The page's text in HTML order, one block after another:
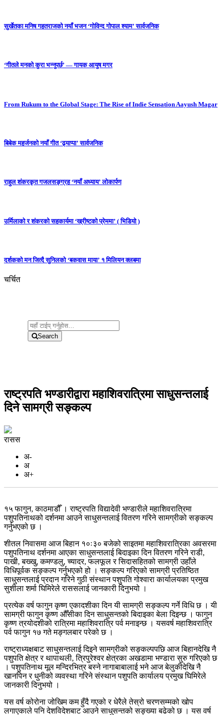
सुर्खेतका मनिष गहतराजको नयाँ भजन ‘गोविन्द गोपाल श्याम’ सार्वजनिक
‘गीतले मनको कुरा भन्नुपर्छ’ — गायक आयुष मगर
From Rukum to the Global Stage: The Rise of Indie Sensation Aayush Magar
बिबेक महर्जनको नयाँ गीत ‘ढ्याप्पा’ सार्वजनिक
राहुल शंकरकृत गजलसङ्ग्रह ‘नयाँ अध्याय’ लोकार्पण
उर्मिलाको र शंकरको सहकार्यमा ‘ख्रीष्टको प्रेममा’ ( भिडियो )
दर्शकको मन जित्दै सुनिलको ‘बकवास माया’ १ मिलियन क्लबमा
चर्चित
Search
राष्ट्रपति भण्डारीद्वारा महाशिवरात्रिमा साधुसन्तलाई
दिने सामग्री सङ्कल्प
रासस
अ-
अ
अ+
१५ फागुन, काठमाडौँ । राष्ट्रपति विद्यादेवी भण्डारीले महाशिवरात्रिमा
पशुपतिनाथको दर्शनमा आउने साधुसन्तलाई वितरण गरिने सामग्रीको सङ्कल्प
गर्नुभएको छ ।
शीतल निवासमा आज बिहान १०ः३० बजेको साइतमा महाशिवरात्रिका अवसरमा
पशुपतिनाथ दर्शनमा आएका साधुसन्तलाई बिदाइका दिन वितरण गरिने राडी,
पाखी, बख्खु, कमण्डलु, च्यादर, फलफूल र सिदासहितको सामग्री उहाँले
विधिपूर्वक सङ्कल्प गर्नुभएको हो । सङ्कल्प गरिएको सामग्री प्रतिष्ठित
साधुसन्तलाई प्रदान गरिने गुठी संस्थान पशुपति गोश्वारा कार्यालयका प्रमुख
सुशीला शर्मा घिमिरेले राससलाई जानकारी दिनुभयो ।
प्रत्येक वर्ष फागुन कृष्ण एकादशीका दिन यी सामग्री सङ्कल्प गर्ने विधि छ । यी
सामग्री फागुन कृष्ण औँसीका दिन साधुसन्तको बिदाइका बेला दिइन्छ । फागुन
कृष्ण त्रयोदशीको रात्रिमा महाशिवरात्रि पर्व मनाइन्छ । यसवर्ष महाशिवरात्रि
पर्व फागुन १७ गते मङ्गलबार परेको छ ।
राष्ट्राध्यक्षबाट साधुसन्तलाई दिइने सामग्रीको सङ्कल्पपछि आज बिहानदेखि नै
पशुपति क्षेत्र र थापाथली, त्रिपुरेश्वर क्षेत्रका अखडामा भण्डारा सुरु गरिएको छ
। पशुपतिनाथ मूल मन्दिरभित्र बस्ने नागाबाबालाई भने आज बेलुकीदेखि नै
खानपिन र धुनीको व्यवस्था गरिने संस्थान पशुपति कार्यालय प्रमुख घिमिरेले
जानकारी दिनुभयो ।
यस वर्ष कोरोना जोखिम कम हुँदै गएको र धेरैले तेस्रो चरणसम्मको खोप
लगाएकाले पनि देशविदेशबाट आउने साधुसन्तको सङ्ख्या बढेको छ । यस वर्ष